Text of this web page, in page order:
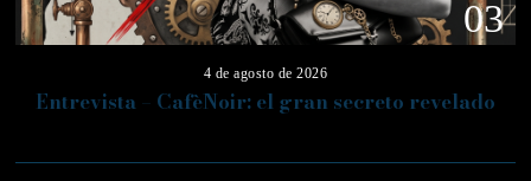
03
4 de agosto de 2026
Entrevista – CafèNoir: el gran secreto revelado